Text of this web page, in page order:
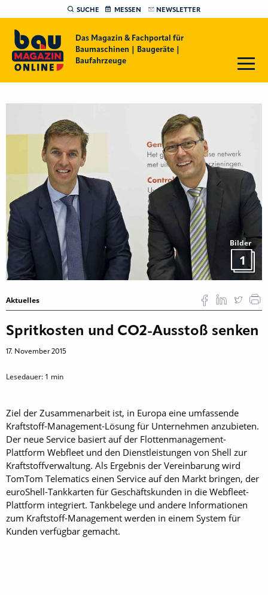
SUCHE MESSEN NEWSLETTER
Das Magazin & Fachportal für
Baumaschinen | Baugeräte |
Baufahrzeuge
Bilder
1
Aktuelles
Spritkosten und CO2-Ausstoß senken
17. November 2015
Lesedauer: 1 min
Ziel der Zusammenarbeit ist, in Europa eine umfassende
Kraftstoff-Management-Lösung für Unternehmen ­anzubieten.
Der neue Service ­basiert auf der Flottenmanagement-
Plattform Webfleet und den Dienstleistungen von Shell zur
Kraftstoffverwaltung. Als Ergebnis der Vereinbarung wird
TomTom Tele­matics einen Service auf den Markt bringen, der
euroShell-Tankkarten für Geschäftskunden in die Webfleet-
Plattform integriert. Tank­belege und andere Informationen
zum Kraftstoff-Management werden in einem System für
Kunden verfügbar gemacht.